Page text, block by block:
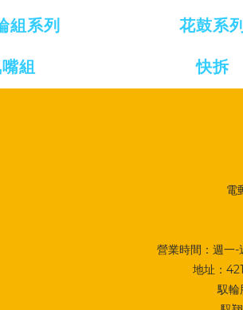
組系列 花鼓系列
組 快拆
電
營業時間：週一
地址：
馭